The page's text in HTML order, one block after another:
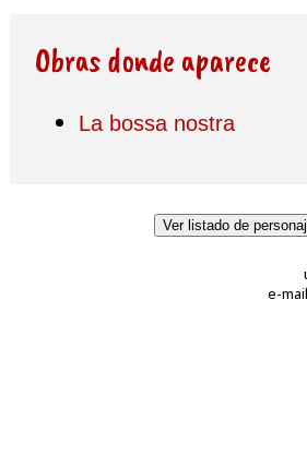
Obras donde aparece
La bossa nostra
Ver listado de
e-